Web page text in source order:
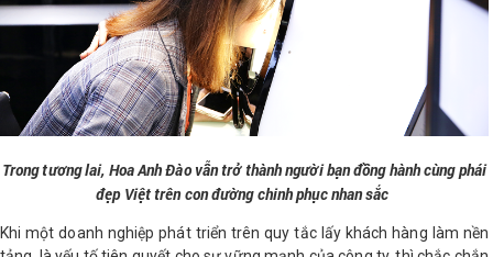
Trong tương lai, Hoa Anh Đào vẫn trở thành người bạn đồng hành cùng phái
đẹp Việt trên con đường chinh phục nhan sắc
Khi một doanh nghiệp phát triển trên quy tắc lấy khách hàng làm nền